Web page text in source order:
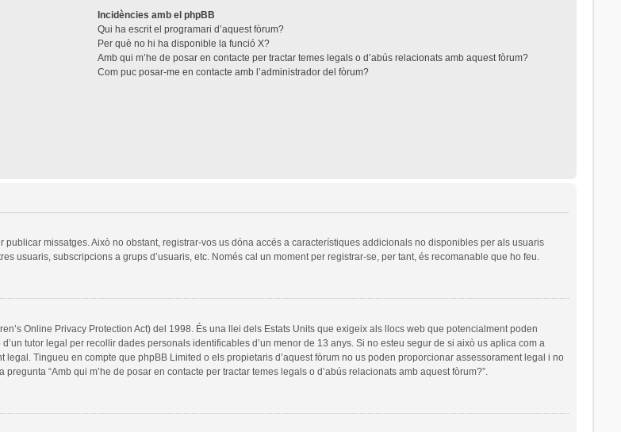
Incidències amb el phpBB
Qui ha escrit el programari d’aquest fòrum?
Per què no hi ha disponible la funció X?
Amb qui m’he de posar en contacte per tractar temes legals o d’abús relacionats amb aquest fòrum?
Com puc posar-me en contacte amb l’administrador del fòrum?
missatges. Això no obstant, registrar-vos us dóna accés a característiques addicionals no disponibles per als usuaris
usuaris, subscripcions a grups d’usuaris, etc. Només cal un moment per registrar-se, per tant, és recomanable que ho feu.
Online Privacy Protection Act) del 1998. És una llei dels Estats Units que exigeix als llocs web que potencialment poden
tutor legal per recollir dades personals identificables d’un menor de 13 anys. Si no esteu segur de si això us aplica com a
Tingueu en compte que phpBB Limited o els propietaris d’aquest fòrum no us poden proporcionar assessorament legal i no
“Amb qui m’he de posar en contacte per tractar temes legals o d’abús relacionats amb aquest fòrum?”.